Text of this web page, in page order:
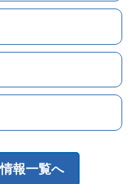
報一覧へ